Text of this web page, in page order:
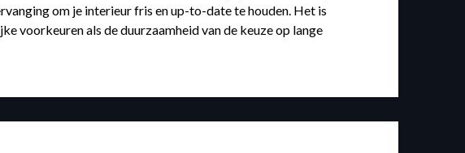
om je interieur fris en up-to-date te houden. Het is
voorkeuren als de duurzaamheid van de keuze op lange